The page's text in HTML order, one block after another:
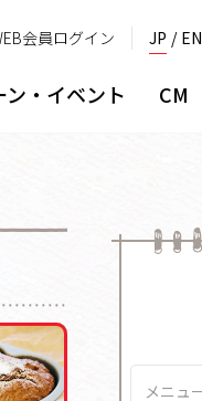
会員ログイン JP EN
ン・イベント CM